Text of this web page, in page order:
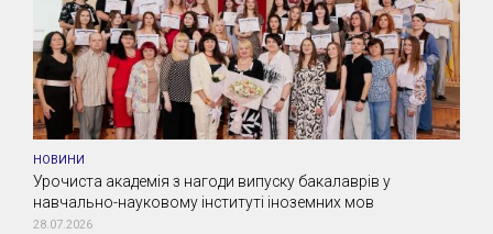
НОВИНИ
Урочиста академія з нагоди випуску бакалаврів у
навчально-науковому інституті іноземних мов
28.07.2026